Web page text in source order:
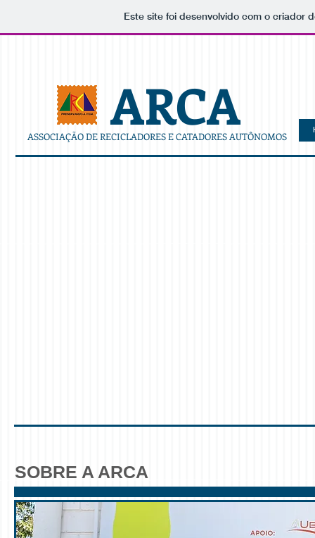
Este site foi desenvolvido com o criador
ARCA
ASSOCIAÇÃO DE RECICLADORES E CATADORES AUTÔNOMOS
SOBRE A ARCA